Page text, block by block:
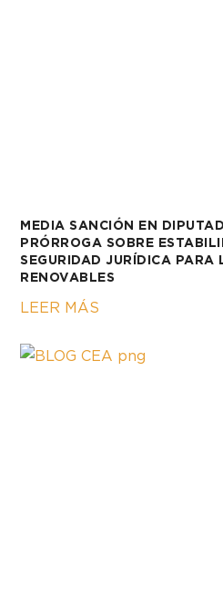
MEDIA SANCIÓN EN
PRÓRROGA SOBRE
SEGURIDAD JURÍDICA PARA
RENOVABLES
LEER MÁS